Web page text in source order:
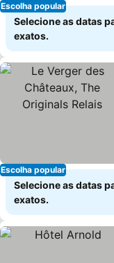
Escolha popular
Selecione as datas
exatos.
Escolha popular
Selecione as datas
exatos.